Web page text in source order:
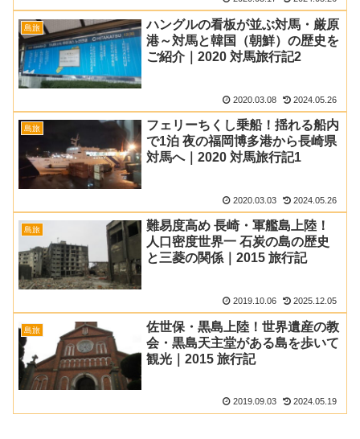
島旅
ハングルの看板が並ぶ対馬・厳原
港～対馬と韓国（朝鮮）の歴史を
ご紹介｜2020 対馬旅行記2
2020.03.08 2024.05.26
島旅
フェリーちくし乗船！揺れる船内
で1泊 夜の福岡博多港から長崎県
対馬へ｜2020 対馬旅行記1
2020.03.03 2024.05.26
島旅
難易度高め 長崎・軍艦島上陸！
人口密度世界一 石炭の島の歴史
と三菱の関係｜2015 旅行記
2019.10.06 2025.12.05
島旅
佐世保・黒島上陸！世界遺産の教
会・黒島天主堂がある島を歩いて
観光｜2015 旅行記
2019.09.03 2024.05.19